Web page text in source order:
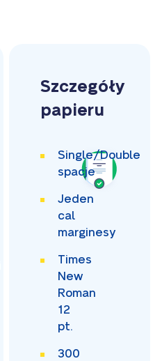
Szczegóły
papieru
Single/Double
spacje
Jeden
cal
marginesy
Times
New
Roman
12
pt.
300